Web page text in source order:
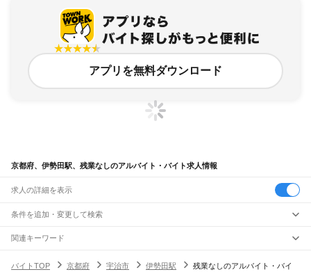
アプリを無料ダウンロード
京都府、伊勢田駅、残業なしのアルバイト・バイト求人情報
求人の詳細を表示
条件を追加・変更して検索
市区町村を追加・変更
京都府すべて
駅を追加・変更
関連キーワード
バイトTOP
京都府 宇治市 伊勢田駅 残業なしのアルバイト・バイ